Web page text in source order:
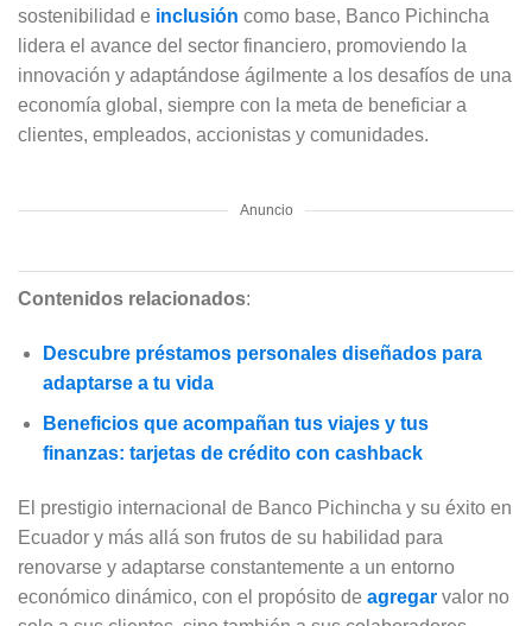
sostenibilidad e inclusión como base, Banco Pichincha
lidera el avance del sector financiero, promoviendo la
innovación y adaptándose ágilmente a los desafíos de una
economía global, siempre con la meta de beneficiar a
clientes, empleados, accionistas y comunidades.
Anuncio
Contenidos relacionados:
Descubre préstamos personales diseñados para
adaptarse a tu vida
Beneficios que acompañan tus viajes y tus
finanzas: tarjetas de crédito con cashback
El prestigio internacional de Banco Pichincha y su éxito en
Ecuador y más allá son frutos de su habilidad para
renovarse y adaptarse constantemente a un entorno
económico dinámico, con el propósito de agregar valor no